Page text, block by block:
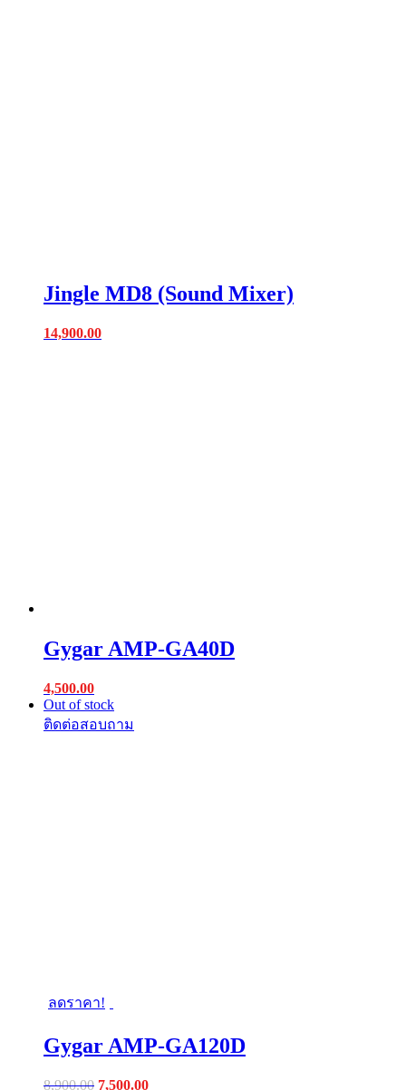
Jingle MD8 (Sound Mixer)
14,900.00
Gygar AMP-GA40D
4,500.00
Out of stock
ลดราคา!
Gygar AMP-GA120D
8,900.00 Original
7,500.00Current